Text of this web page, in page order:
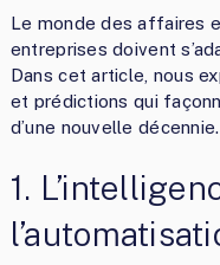
Le monde des affaires
entreprises doivent
Dans cet article, nous
et prédictions qui
d’une nouvelle décennie.
1.